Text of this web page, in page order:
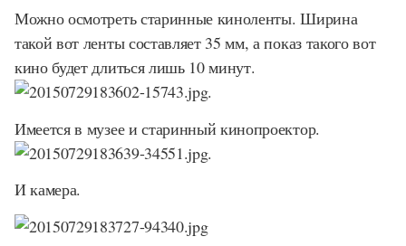
Можно осмотреть старинные киноленты. Ширина
такой вот ленты составляет 35 мм, а показ такого вот
кино будет длиться лишь 10 минут.
.
Имеется в музее и старинный кинопроектор.
.
И камера.